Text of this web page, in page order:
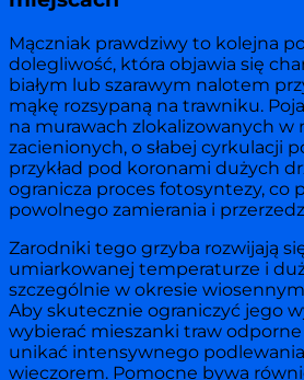
Mączniak prawdziwy to kolejna
dolegliwość, która objawia się
białym lub szarawym nalotem
mąkę rozsypaną na trawniku.
na murawach zlokalizowanych w
zacienionych, o słabej cyrkulacji
przykład pod koronami dużych
ogranicza proces fotosyntezy, co
powolnego zamierania i
Zarodniki tego grzyba rozwijają
umiarkowanej temperaturze i
szczególnie w okresie
Aby skutecznie ograniczyć jego
wybierać mieszanki traw
unikać intensywnego
wieczorem. Pomocne bywa